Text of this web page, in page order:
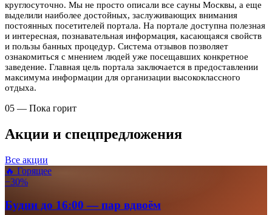
круглосуточно. Мы не просто описали все сауны Москвы, а еще
выделили наиболее достойных, заслуживающих внимания
постоянных посетителей портала. На портале доступна полезная
и интересная, познавательная информация, касающаяся свойств
и пользы банных процедур. Система отзывов позволяет
ознакомиться с мнением людей уже посещавших конкретное
заведение. Главная цель портала заключается в предоставлении
максимума информации для организации высококлассного
отдыха.
05 — Пока горит
Акции и спецпредложения
Все акции
🔥 Горящее
−30%
Будни до 16:00 — пар вдвоём